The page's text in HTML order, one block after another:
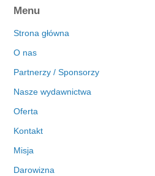
Menu
Strona główna
O nas
Partnerzy / Sponsorzy
Nasze wydawnictwa
Oferta
Kontakt
Misja
Darowizna